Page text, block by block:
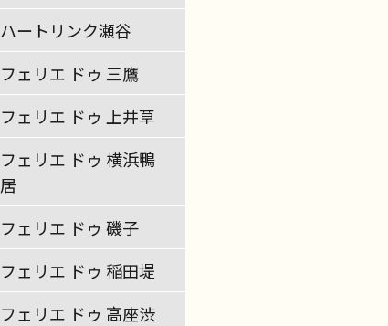
ハートリンク瀬谷
フェリエ ドゥ 三鷹
フェリエ ドゥ 上井草
フェリエ ドゥ 横浜鴨
居
フェリエ ドゥ 磯子
フェリエ ドゥ 稲田堤
フェリエ ドゥ 高座渋